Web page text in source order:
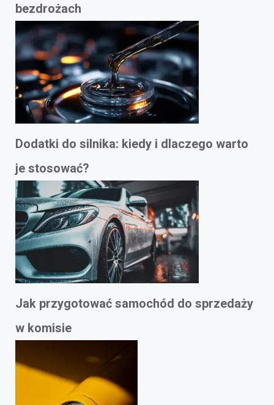
bezdrożach
Dodatki do silnika: kiedy i dlaczego warto
je stosować?
Jak przygotować samochód do sprzedaży
w komisie